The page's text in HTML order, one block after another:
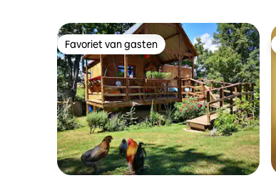
Favoriet van gasten
Favoriet van gasten